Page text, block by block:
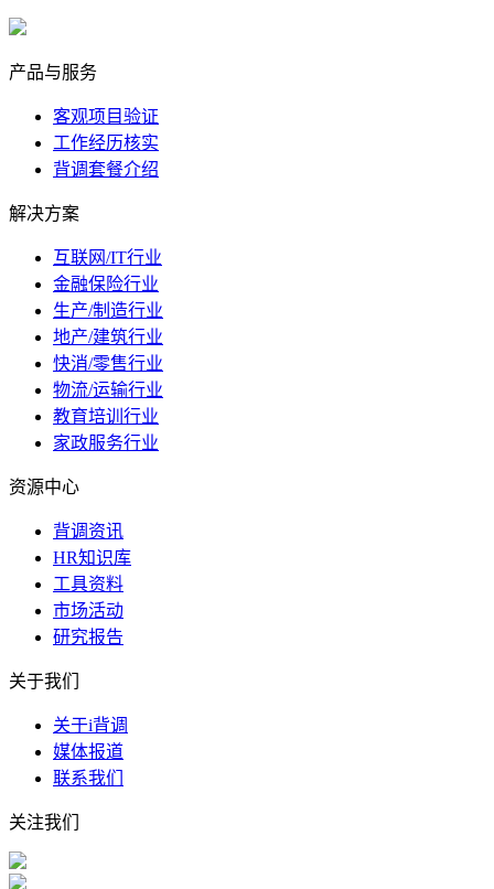
产品与服务
客观项目验证
工作经历核实
背调套餐介绍
解决方案
互联网/IT行业
金融保险行业
生产/制造行业
地产/建筑行业
快消/零售行业
物流/运输行业
教育培训行业
家政服务行业
资源中心
背调资讯
HR知识库
工具资料
市场活动
研究报告
关于我们
关于i背调
媒体报道
联系我们
关注我们